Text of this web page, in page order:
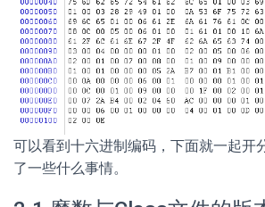
可以看到十六进制编码，下面就一起开
了一些什么事情。